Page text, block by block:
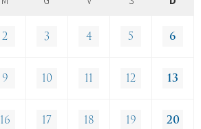
2 3 4 5 6
9 10 11 12 13
16 17 18 19 20